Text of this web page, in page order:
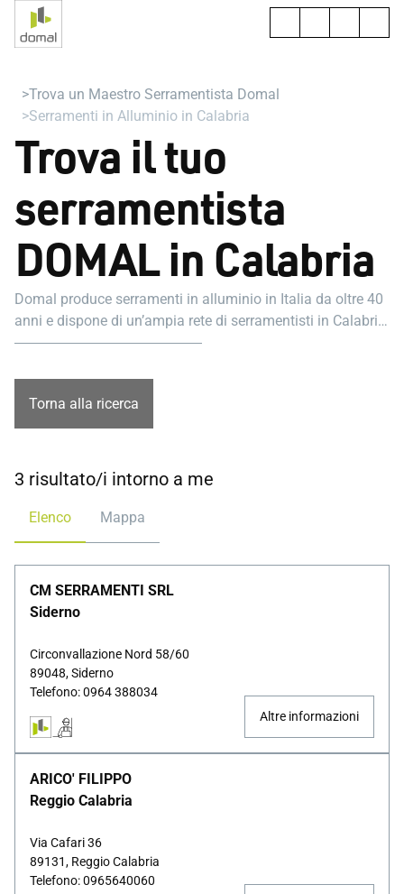
Trova un Maestro Serramentista Domal
Serramenti in Alluminio in Calabria
Trova il tuo
serramentista
DOMAL in Calabria
Domal produce serramenti in alluminio in Italia da oltre 40
anni e dispone di un’ampia rete di serramentisti in Calabria
pronti ad aiutarti nel tuo progetto.
Torna alla ricerca
3 risultato/i intorno a me
Elenco Mappa
CM SERRAMENTI SRL
Siderno
Circonvallazione Nord 58/60
89048, Siderno
Telefono: 0964 388034
Altre informazioni
ARICO' FILIPPO
Reggio Calabria
Via Cafari 36
89131, Reggio Calabria
Telefono: 0965640060